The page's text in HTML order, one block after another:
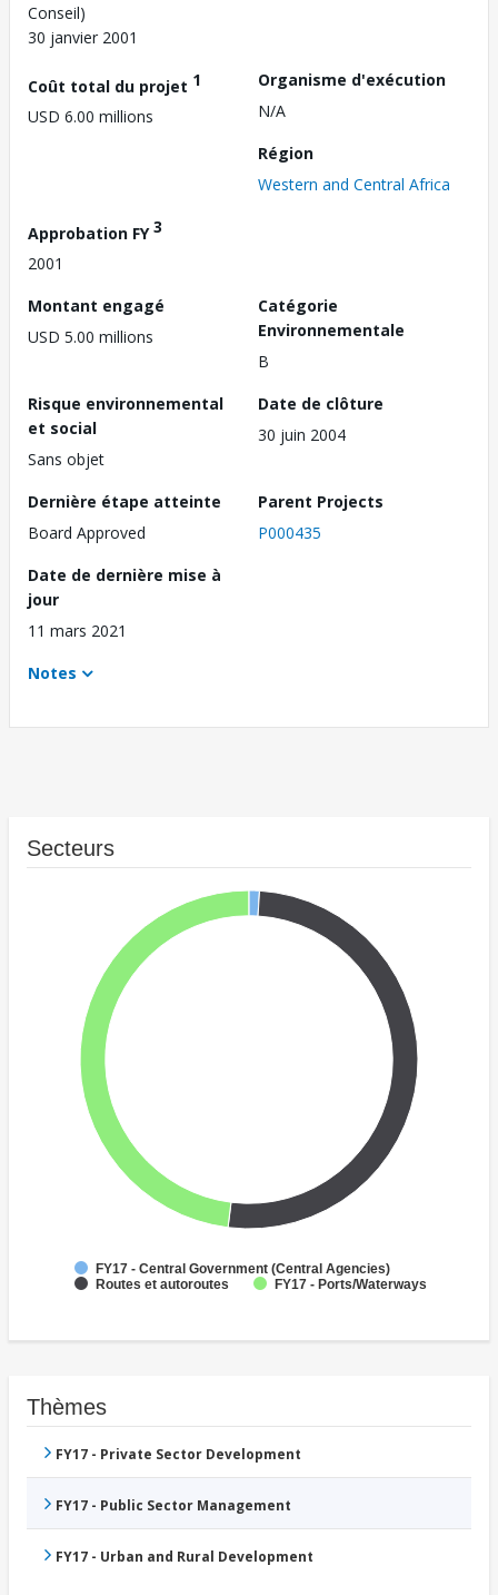
Conseil)
30 janvier 2001
Coût total du projet 1
USD 6.00 millions
Organisme d'exécution
N/A
Région
Western and Central Africa
Approbation FY3
2001
Montant engagé
USD 5.00 millions
Catégorie
Environnementale
B
Risque environnemental
et social
Sans objet
Date de clôture
30 juin 2004
Dernière étape atteinte
Board Approved
Parent Projects
P000435
Date de dernière mise à
jour
11 mars 2021
Notes
Secteurs
FY17 - Central Government (Central Agencies)
Routes et autoroutes
FY17 - Ports/Waterways
Thèmes
FY17 - Private Sector Development
FY17 - Public Sector Management
FY17 - Urban and Rural Development